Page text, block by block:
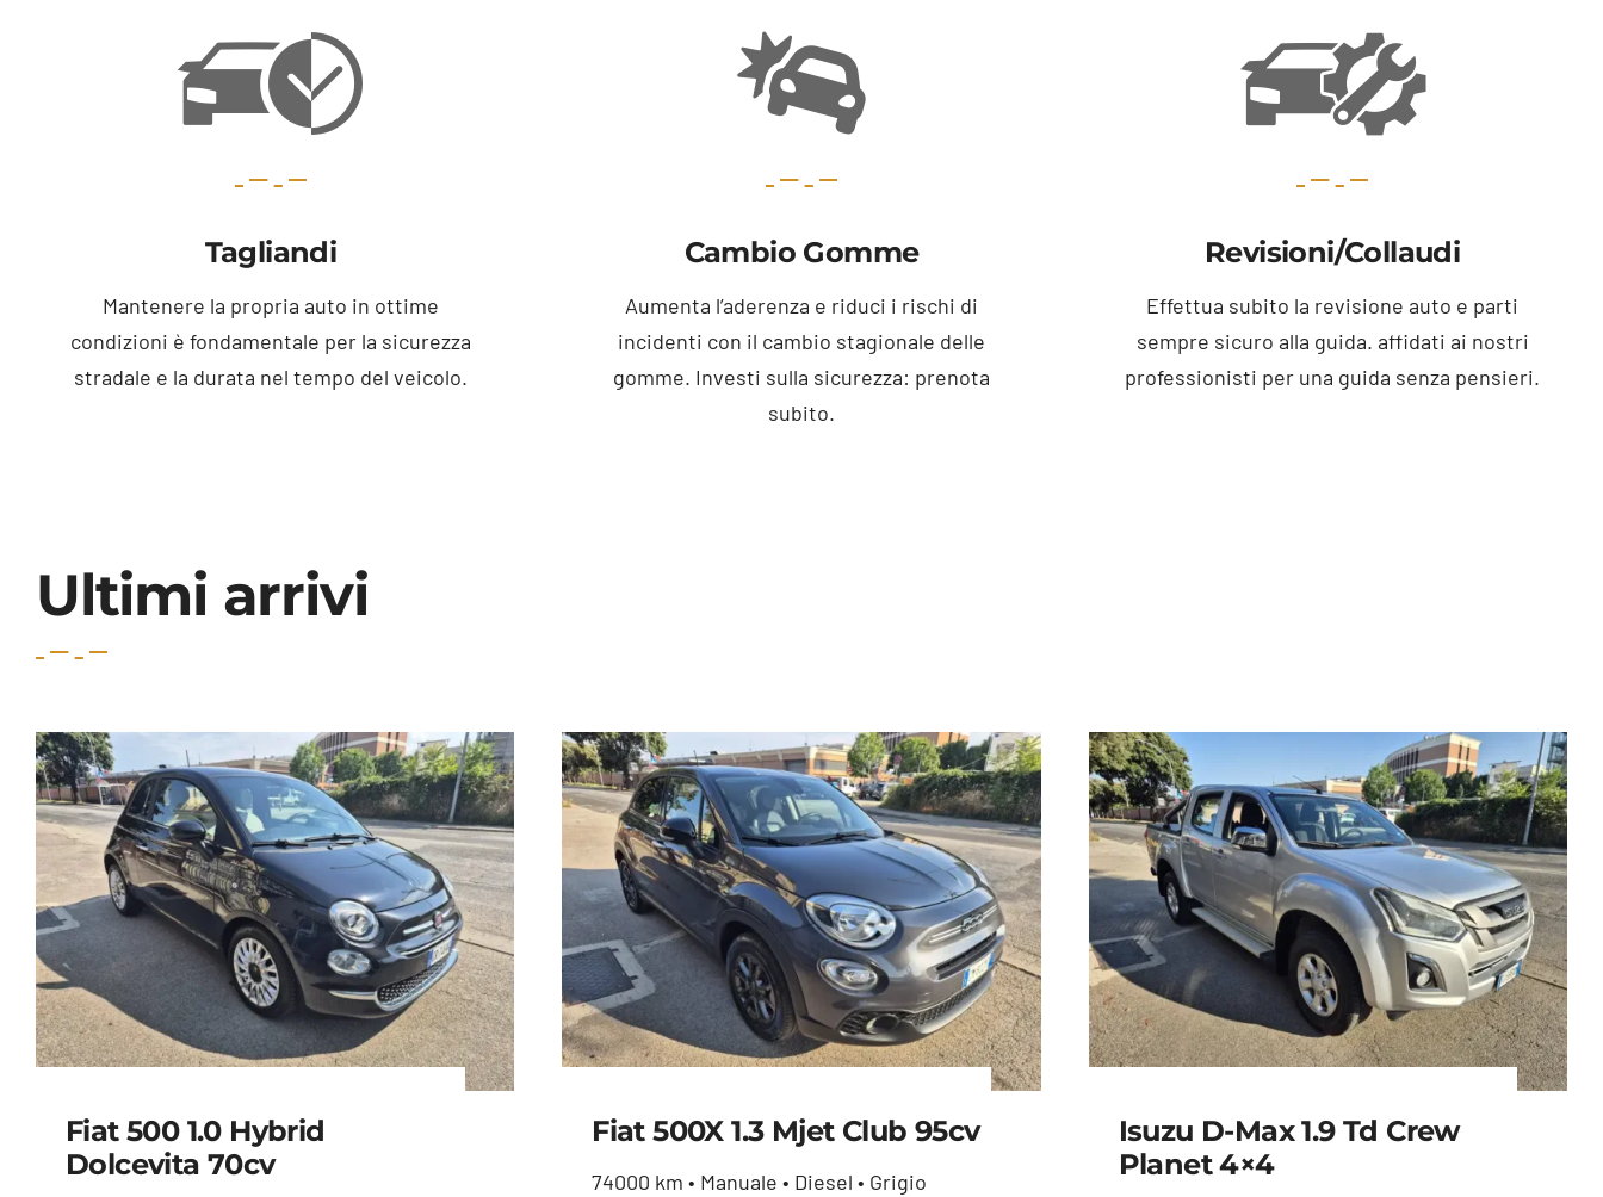
Tagliandi
Mantenere la propria auto in ottime
condizioni è fondamentale per la sicurezza
stradale e la durata nel tempo del veicolo.
Cambio Gomme
Aumenta l’aderenza e riduci i rischi di
incidenti con il cambio stagionale delle
gomme. Investi sulla sicurezza: prenota
subito.
Revisioni/collaudi
Effettua subito la revisione auto e parti
sempre sicuro alla guida. affidati ai nostri
professionisti per una guida senza pensieri.
Ultimi arrivi
Fiat 500 1.0 Hybrid
Dolcevita 70cv
Fiat 500X 1.3 Mjet Club 95cv
74000 km • Manuale • Diesel • Grigio
Isuzu D-Max 1.9 Td Crew
Planet 4×4